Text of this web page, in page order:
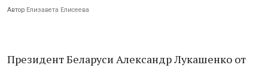
Автор Елизавета Елисеева
Президент Беларуси Александр Лукашенко от